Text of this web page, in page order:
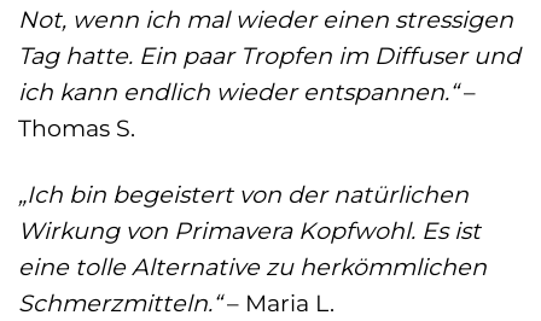
Not, wenn ich mal wieder einen stressigen
Tag hatte. Ein paar Tropfen im Diffuser und
ich kann endlich wieder entspannen.“–
Thomas S.
„Ich bin begeistert von der natürlichen
Wirkung von Primavera Kopfwohl. Es ist
eine tolle Alternative zu herkömmlichen
Schmerzmitteln.“– Maria L.